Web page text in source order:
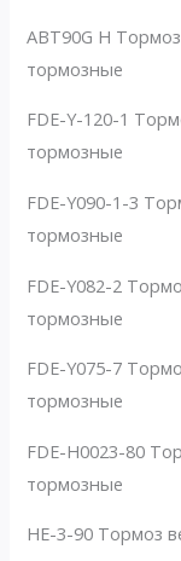
ABT90G H
тормозные
FDE-Y-120-1
тормозные
FDE-Y090-1-3
тормозные
FDE-Y082-2
тормозные
FDE-Y075-7
тормозные
FDE-H0023-80
тормозные
HE-3-90 Тормоз